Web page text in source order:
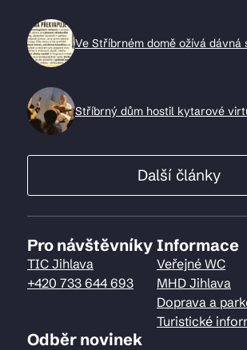
Ve Stříbrném domě ožívá dávná
Stříbrný dům hostil kytarové
Další články
Pro návštěvníky
TIC Jihlava
+420 733 644 693
Informace
Veřejné WC
MHD Jihlava
Doprava a
Turistické
Odběr novinek